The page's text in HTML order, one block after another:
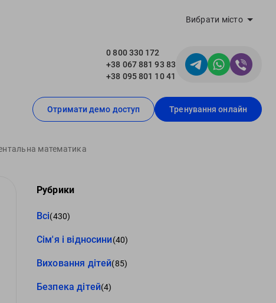
Вибрати місто
0 800 330 172
+38 067 881 93 83
+38 095 801 10 41
Отримати демо доступ Тренування онлайн
математика
Рубрики
Всі(430)
Сім'я і відносини(40)
Виховання дітей(85)
Безпека дітей(4)